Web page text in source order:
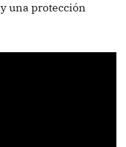
y una protección